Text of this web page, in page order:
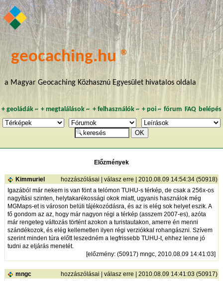
geocaching.hu ®
a Magyar Geocaching Közhasznú Egyesület hivatalos oldala
+ geoládák~ +megtalálások ~ + felhasználók~ + poi~ fórum FAQ belépés
Előzmények
Kimmuriel hozzászólásai válasz erre | 2010.08.09 14:54:34 (50918)
Igazából már nekem is van fönt a telómon TUHU-s térkép, de csak a 256x-os
nagyítási szinten, helytakarékossági okok miatt, ugyanis használok még
MGMaps-et is városon belüli tájékozódásra, és az is elég sok helyet eszik. A
fő gondom az az, hogy már nagyon régi a térkép (asszem 2007-es), azóta
már rengeteg változás történt azokon a turistautakon, amerre én menni
szándékozok, és elég kellemetlen ilyen régi verziókkal rohangászni. Szívem
szerint minden túra előtt leszedném a legfrissebb TUHU-t, ehhez lenne jó
tudni az eljárás menetét.
[előzmény: (50917) mngc, 2010.08.09 14:41:03]
mngc hozzászólásai válasz erre | 2010.08.09 14:41:03 (50917)